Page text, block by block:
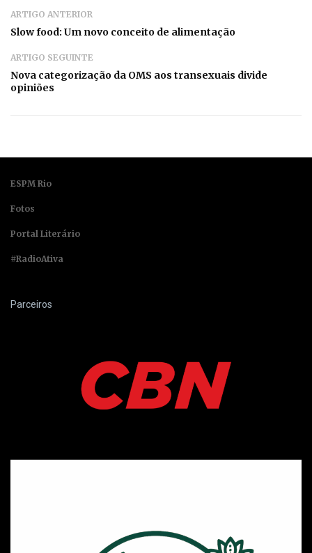
ARTIGO ANTERIOR
Slow food: Um novo conceito de alimentação
ARTIGO SEGUINTE
Nova categorização da OMS aos transexuais divide
opiniões
ESPM Rio
Fotos
Portal Literário
#RadioAtiva
Parceiros